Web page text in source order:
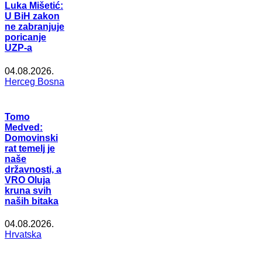
Luka Mišetić:
U BiH zakon
ne zabranjuje
poricanje
UZP-a
04.08.2026.
Herceg Bosna
Tomo
Medved:
Domovinski
rat temelj je
naše
državnosti, a
VRO Oluja
kruna svih
naših bitaka
04.08.2026.
Hrvatska